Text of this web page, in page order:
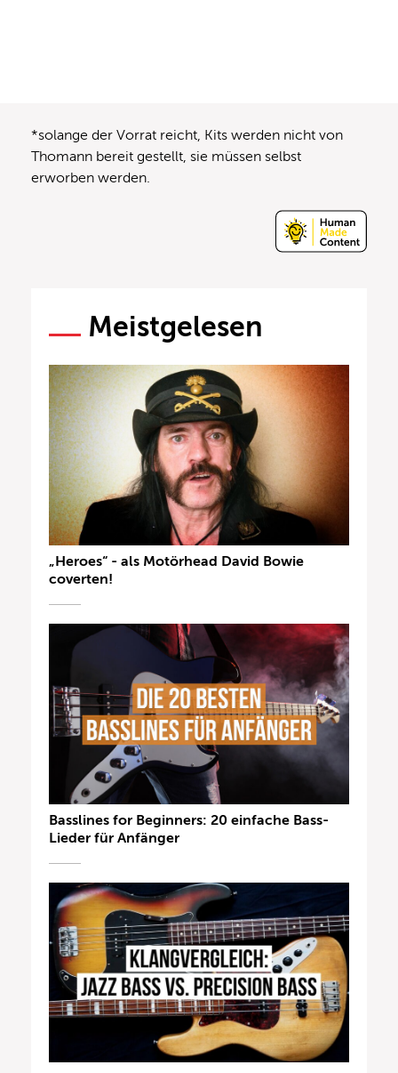
*solange der Vorrat reicht, Kits werden nicht von
Thomann bereit gestellt, sie müssen selbst
erworben werden.
Meistgelesen
„Heroes“ - als Motörhead David Bowie
coverten!
Basslines for Beginners: 20 einfache Bass-
Lieder für Anfänger